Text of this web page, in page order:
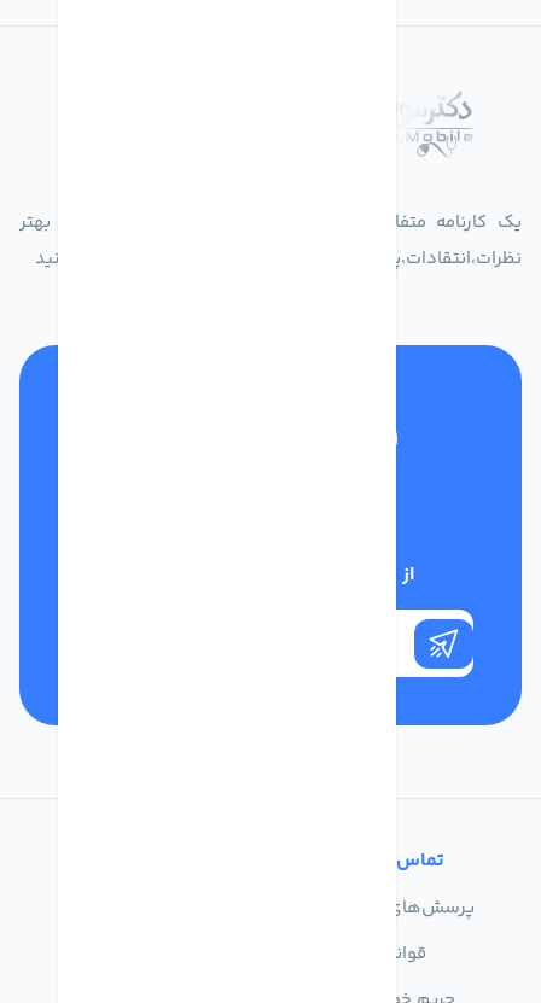
یک کارنامه متفاوت از زندگیت ثبت کن برای ارایه خدمات بهتر
نظرات،انتقادات،پیشنهاداتتان را به سامانه 30004719 ارسال کنید
از تخفیف‌های فروشگاه با خبر شوید
تماس با ما
پرسش‌های متداول
قوانین